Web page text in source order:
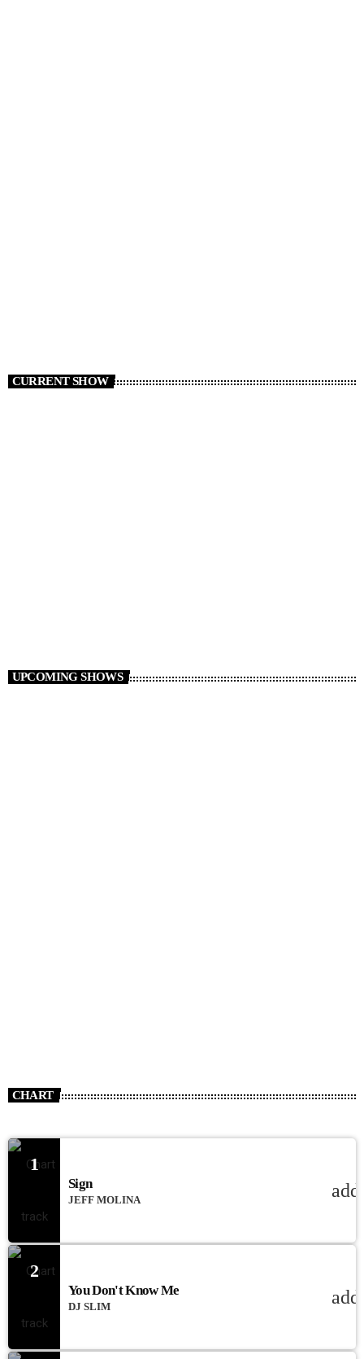
CURRENT SHOW
UPCOMING SHOWS
CHART
1
Sign
JEFF MOLINA
2
You Don't Know Me
DJ SLIM